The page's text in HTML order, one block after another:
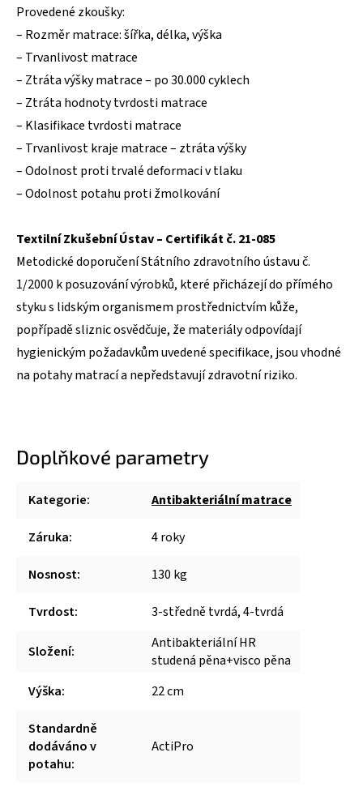
Provedené zkoušky:
– Rozměr matrace: šířka, délka, výška
– Trvanlivost matrace
– Ztráta výšky matrace – po 30.000 cyklech
– Ztráta hodnoty tvrdosti matrace
– Klasifikace tvrdosti matrace
– Trvanlivost kraje matrace – ztráta výšky
– Odolnost proti trvalé deformaci v tlaku
– Odolnost potahu proti žmolkování
Textilní Zkušební Ústav – Certifikát č. 21-085
Metodické doporučení Státního zdravotního ústavu č.
1/2000 k posuzování výrobků, které přicházejí do přímého
styku s lidským organismem prostřednictvím kůže,
popřípadě sliznic osvědčuje, že materiály odpovídají
hygienickým požadavkům uvedené specifikace, jsou vhodné
na potahy matrací a nepředstavují zdravotní riziko.
Doplňkové parametry
Kategorie: Antibakteriální matrace
Záruka: 4 roky
Nosnost: 130 kg
Tvrdost: 3-středně tvrdá, 4-tvrdá
Složení:
Antibakteriální HR
studená pěna+visco pěna
Výška: 22 cm
Standardně
dodáváno v
potahu:
ActiPro